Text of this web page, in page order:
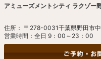
アミューズメントシティ ラクゾー
住所： 〒278-0031千葉県野田市
営業時間：全日 9：00～23：00